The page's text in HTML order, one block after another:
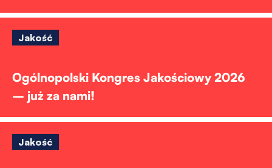
Jakość
Ogólnopolski Kongres Jakościowy 2026
– już za nami!
Jakość